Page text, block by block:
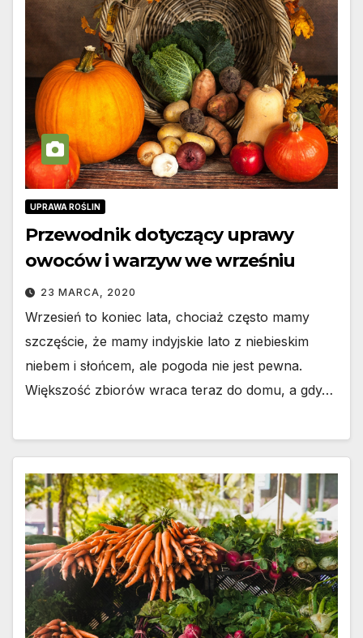
UPRAWA ROŚLIN
Przewodnik dotyczący uprawy
owoców i warzyw we wrześniu
23 MARCA, 2020
Wrzesień to koniec lata, chociaż często mamy
szczęście, że mamy indyjskie lato z niebieskim
niebem i słońcem, ale pogoda nie jest pewna.
Większość zbiorów wraca teraz do domu, a gdy…